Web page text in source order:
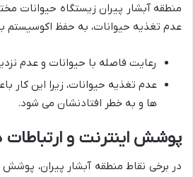
منطقه آبشار پیران زیستگاه حیوانات
عدم تغذیه حیوانات، به حفظ اکوسیستم
رعایت فاصله با حیوانات و عدم
عدم تغذیه حیوانات، زیرا این کار
ها و به خطر افتادنشان می شود.
پوشش اینترنت و ارتباطات
در برخی نقاط منطقه آبشار پیران،